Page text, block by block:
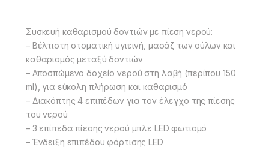
Συσκευή καθαρισμού δοντιών με πίεση νερού:
– Βέλτιστη στοματική υγιεινή, μασάζ των ούλων και
καθαρισμός μεταξύ δοντιών
– Αποσπώμενο δοχείο νερού στη λαβή (περίπου 150
ml), για εύκολη πλήρωση και καθαρισμό
– Διακόπτης 4 επιπέδων για τον έλεγχο της πίεσης
του νερού
– 3 επίπεδα πίεσης νερού μπλε LED φωτισμό
– Ένδειξη επιπέδου φόρτισης LED